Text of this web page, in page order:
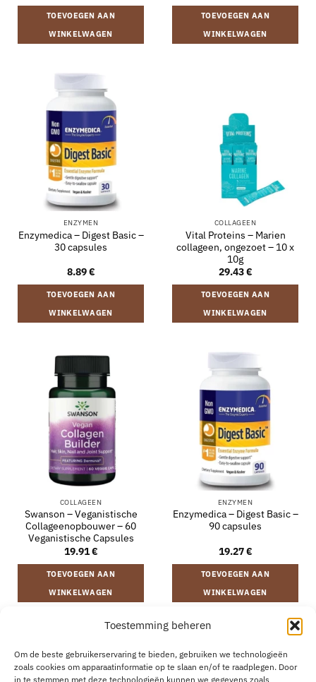
Toestemming beheren
Om de beste gebruikerservaring te bieden, gebruiken we technologieën
zoals cookies om apparaatinformatie op te slaan en/of te raadplegen. Door
in te stemmen met deze technologieën kunnen we gegevens zoals
TOEVOEGEN AAN
WINKELWAGEN
TOEVOEGEN AAN
WINKELWAGEN
ENZYMEN
Enzymedica – Digest Basic –
30 capsules
8.89€
TOEVOEGEN AAN
WINKELWAGEN
COLLAGEEN
Vital Proteins – Marien
collageen, ongezoet – 10 x
10g
29.43€
TOEVOEGEN AAN
WINKELWAGEN
COLLAGEEN
Swanson – Veganistische
Collageenopbouwer – 60
Veganistische Capsules
19.91€
TOEVOEGEN AAN
WINKELWAGEN
ENZYMEN
Enzymedica – Digest Basic –
90 capsules
19.27€
TOEVOEGEN AAN
WINKELWAGEN
OVER
CONTACT B2B COOKIEBELEID
PRIVACYVERKLARING
AANKOOP HERROEPEN